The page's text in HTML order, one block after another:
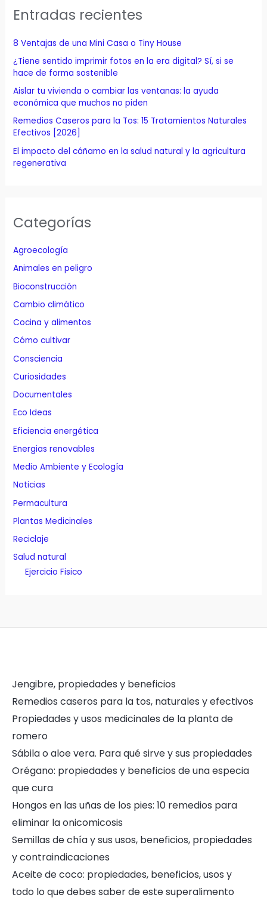
r
p
r
:
Entradas recientes
8 Ventajas de una Mini Casa o Tiny House
¿Tiene sentido imprimir fotos en la era digital? Sí, si se
hace de forma sostenible
Aislar tu vivienda o cambiar las ventanas: la ayuda
económica que muchos no piden
Remedios Caseros para la Tos: 15 Tratamientos Naturales
Efectivos [2026]
El impacto del cáñamo en la salud natural y la agricultura
regenerativa
Categorías
Agroecología
Animales en peligro
Bioconstrucción
Cambio climático
Cocina y alimentos
Cómo cultivar
Consciencia
Curiosidades
Documentales
Eco Ideas
Eficiencia energética
Energias renovables
Medio Ambiente y Ecología
Noticias
Permacultura
Plantas Medicinales
Reciclaje
Salud natural
Ejercicio Fisico
Jengibre, propiedades y beneficios
Remedios caseros para la tos, naturales y efectivos
Propiedades y usos medicinales de la planta de
romero
Sábila o aloe vera. Para qué sirve y sus propiedades
Orégano: propiedades y beneficios de una especia
que cura
Hongos en las uñas de los pies: 10 remedios para
eliminar la onicomicosis
Semillas de chía y sus usos, beneficios, propiedades
y contraindicaciones
Aceite de coco: propiedades, beneficios, usos y
todo lo que debes saber de este superalimento